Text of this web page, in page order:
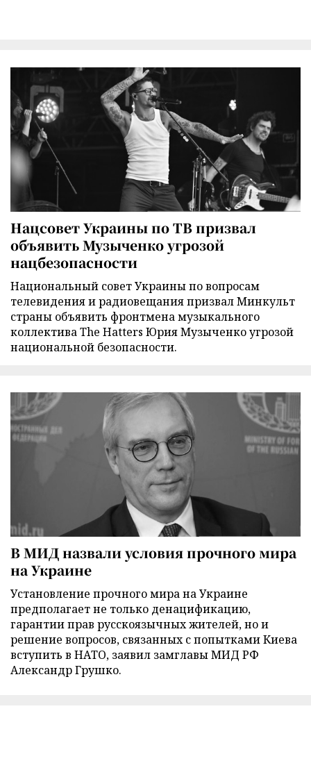
Нацсовет Украины по ТВ призвал
объявить Музыченко угрозой
нацбезопасности
Национальный совет Украины по вопросам
телевидения и радиовещания призвал Минкульт
страны объявить фронтмена музыкального
коллектива The Hatters Юрия Музыченко угрозой
национальной безопасности.
В МИД назвали условия прочного мира
на Украине
Установление прочного мира на Украине
предполагает не только денацификацию,
гарантии прав русскоязычных жителей, но и
решение вопросов, связанных с попытками Киева
вступить в НАТО, заявил замглавы МИД РФ
Александр Грушко.